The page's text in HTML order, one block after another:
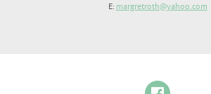
E: margretroth@yahoo.com